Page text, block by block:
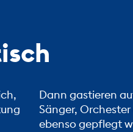
Dann gastieren
Sänger,
ebenso gepflegt